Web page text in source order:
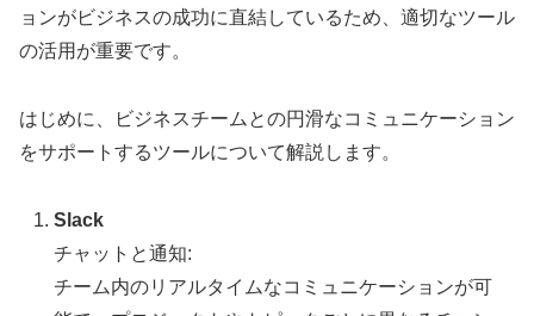
ョンがビジネスの成功に直結しているため、適切なツール
の活用が重要です。
はじめに、ビジネスチームとの円滑なコミュニケーション
をサポートするツールについて解説します。
Slack
チャットと通知:
チーム内のリアルタイムなコミュニケーションが可